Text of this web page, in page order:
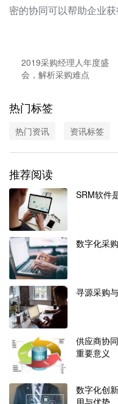
密的协同可以帮助企业获
2019采购经理人年度盛
会，解析采购难点
热门标签
热门资讯 资讯标签
推荐阅读
SRM软件
数字化采
寻源采购
供应商协
重要意义
数字化创